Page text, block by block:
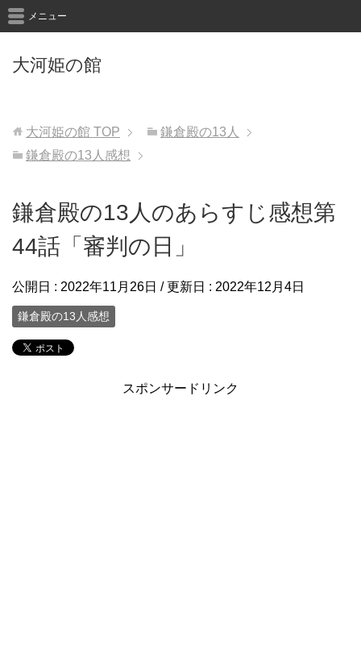
大河姫の館
メニュー
大河姫の館 TOP
鎌倉殿の13人
鎌倉殿の13人感想
鎌倉殿の13人のあらすじ感想第
44話「審判の日」
公開日 : 2022年11月26日 / 更新日 : 2022年12月4日
鎌倉殿の13人感想
スポンサードリンク